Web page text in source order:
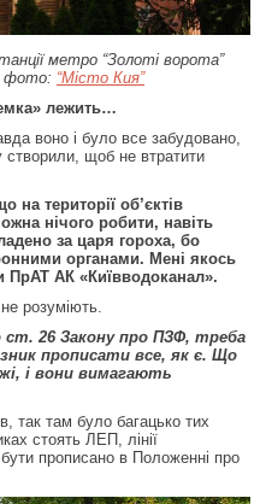
метро “Золоті ворота”
фото: “Місто Кия”
лежить…
воно і було все забудовано,
створили, щоб не втратити
території об’єктів
нічого робити, навіть
за царя гороха, бо
органами. Мені якось
ПрАТ АК «Київводоканал».
розуміють.
26 Закону про ПЗФ, треба
прописати все, як є. Що
і вони вимагають
так там було багацько тих
стоять ЛЕП, лінії
прописано в Положенні про